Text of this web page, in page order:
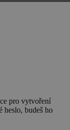
pro vytvoření
heslo, budeš ho